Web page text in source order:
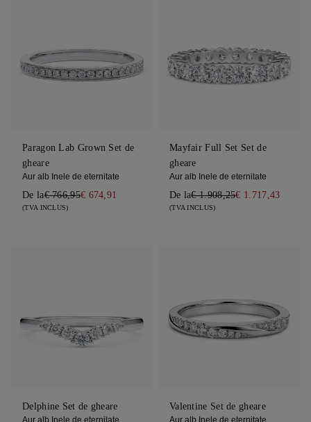
Paragon Lab Grown Set de
gheare
Aur alb Inele de eternitate
De la€ 766,95€ 674,91
(TVA INCLUS)
Mayfair Full Set Set de
gheare
Aur alb Inele de eternitate
De la€ 1.908,25€ 1.717,43
(TVA INCLUS)
Delphine Set de gheare Valentine Set de gheare